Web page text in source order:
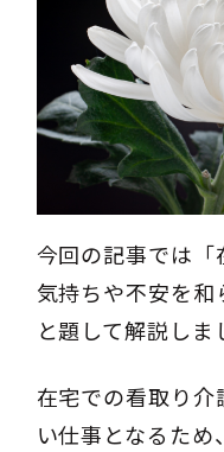
今回の記事では
気持ちや不安を和
と題して解説しま
在宅での看取り
い仕事となるた